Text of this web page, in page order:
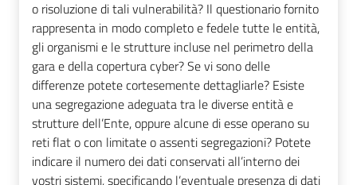
o risoluzione di tali vulnerabilità? Il questionario fornito
rappresenta in modo completo e fedele tutte le entità,
gli organismi e le strutture incluse nel perimetro della
gara e della copertura cyber? Se vi sono delle
differenze potete cortesemente dettagliarle? Esiste
una segregazione adeguata tra le diverse entità e
strutture dell’Ente, oppure alcune di esse operano su
reti flat o con limitate o assenti segregazioni? Potete
indicare il numero dei dati conservati all’interno dei
vostri sistemi, specificando l’eventuale presenza di dati